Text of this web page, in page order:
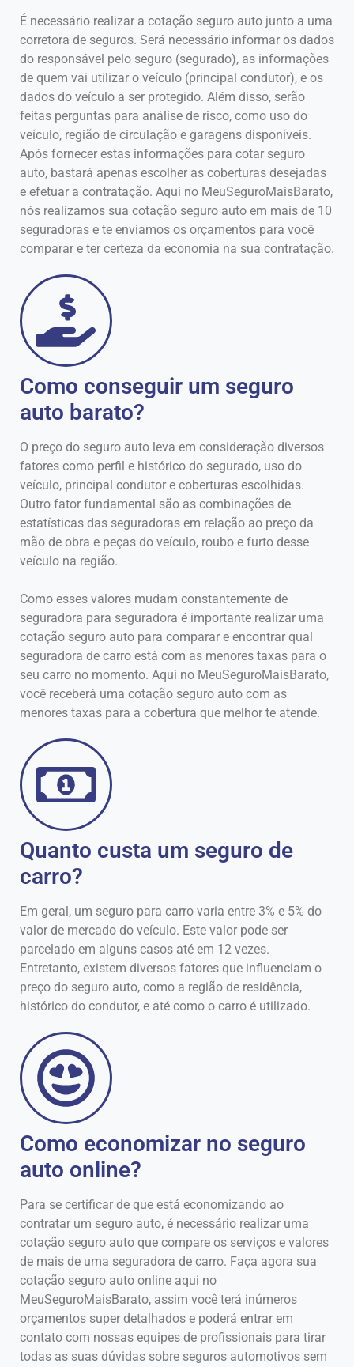
É necessário realizar a cotação seguro auto junto a uma
corretora de seguros. Será necessário informar os dados
do responsável pelo seguro (segurado), as informações
de quem vai utilizar o veículo (principal condutor), e os
dados do veículo a ser protegido. Além disso, serão
feitas perguntas para análise de risco, como uso do
veículo, região de circulação e garagens disponíveis.
Após fornecer estas informações para cotar seguro
auto, bastará apenas escolher as coberturas desejadas
e efetuar a contratação. Aqui no MeuSeguroMaisBarato,
nós realizamos sua cotação seguro auto em mais de 10
seguradoras e te enviamos os orçamentos para você
comparar e ter certeza da economia na sua contratação.
Como conseguir um seguro
auto barato?
O preço do seguro auto leva em consideração diversos
fatores como perfil e histórico do segurado, uso do
veículo, principal condutor e coberturas escolhidas.
Outro fator fundamental são as combinações de
estatísticas das seguradoras em relação ao preço da
mão de obra e peças do veículo, roubo e furto desse
veículo na região.
Como esses valores mudam constantemente de
seguradora para seguradora é importante realizar uma
cotação seguro auto para comparar e encontrar qual
seguradora de carro está com as menores taxas para o
seu carro no momento. Aqui no MeuSeguroMaisBarato,
você receberá uma cotação seguro auto com as
menores taxas para a cobertura que melhor te atende.
Quanto custa um seguro de
carro?
Em geral, um seguro para carro varia entre 3% e 5% do
valor de mercado do veículo. Este valor pode ser
parcelado em alguns casos até em 12 vezes.
Entretanto, existem diversos fatores que influenciam o
preço do seguro auto, como a região de residência,
histórico do condutor, e até como o carro é utilizado.
Como economizar no seguro
auto online?
Para se certificar de que está economizando ao
contratar um seguro auto, é necessário realizar uma
cotação seguro auto que compare os serviços e valores
de mais de uma seguradora de carro. Faça agora sua
cotação seguro auto online aqui no
MeuSeguroMaisBarato, assim você terá inúmeros
orçamentos super detalhados e poderá entrar em
contato com nossas equipes de profissionais para tirar
todas as suas dúvidas sobre seguros automotivos sem